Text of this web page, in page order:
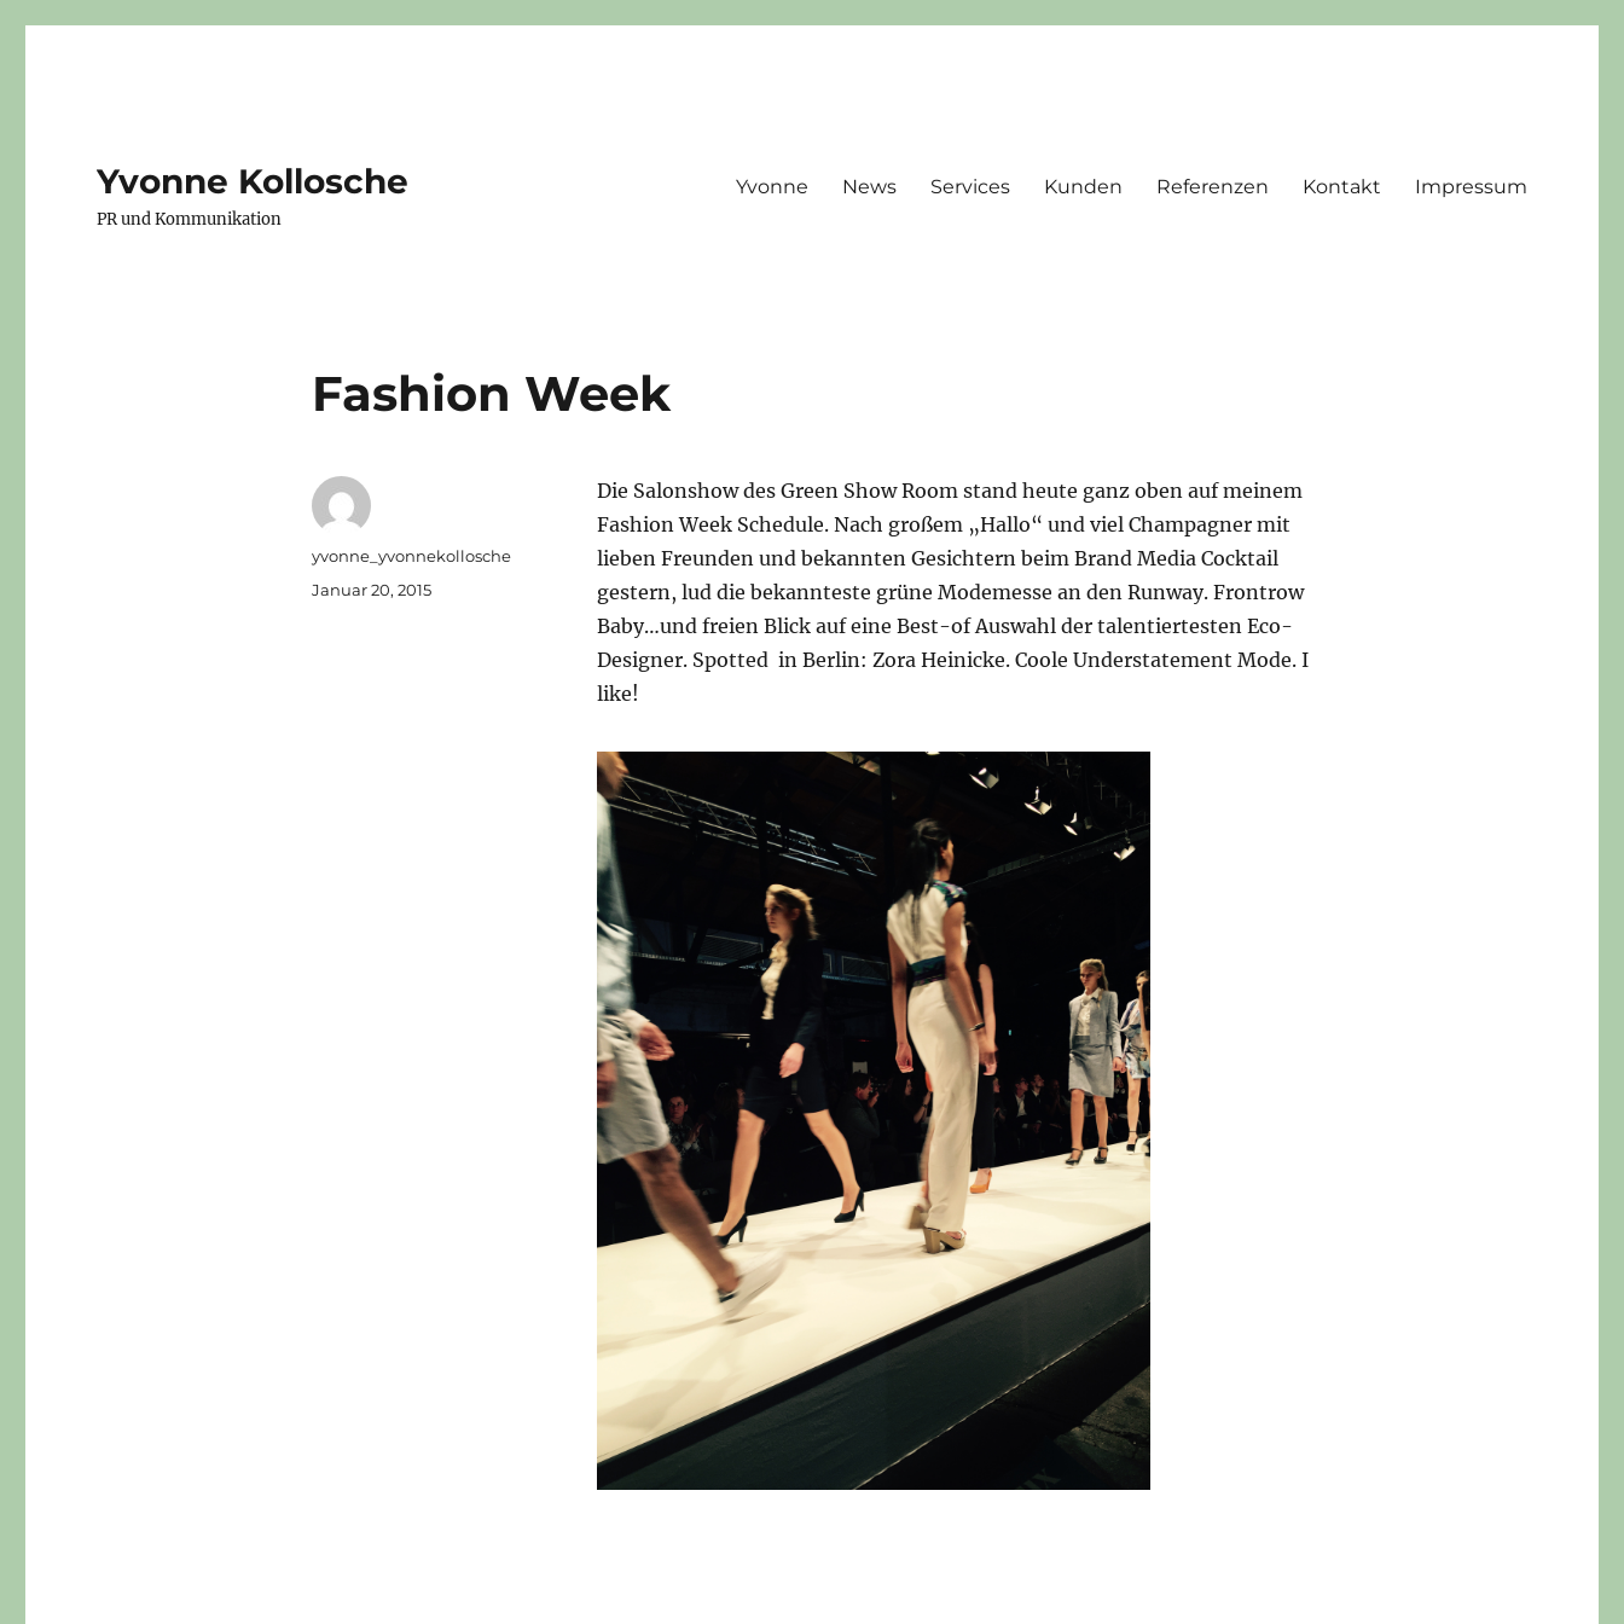
Yvonne Kollosche
PR und Kommunikation
Yvonne News Services Kunden Referenzen Kontakt Impressum
Fashion Week
Die Salonshow des Green Show Room stand heute ganz oben auf meinem
Fashion Week Schedule. Nach großem „Hallo“ und viel Champagner mit
lieben Freunden und bekannten Gesichtern beim Brand Media Cocktail
gestern, lud die bekannteste grüne Modemesse an den Runway. Frontrow
Baby…und freien Blick auf eine Best-of Auswahl der talentiertesten Eco-
Designer. Spotted in Berlin: Zora Heinicke. Coole Understatement Mode. I
like!
Autor
yvonne_yvonnekollosche
Veröffentlicht
Januar 20, 2015